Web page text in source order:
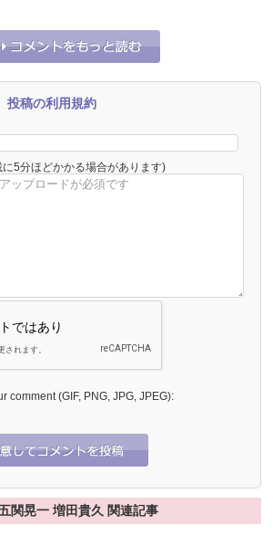
投稿の利用規約
5分ほどかかる場合があります)
comment (GIF, PNG, JPG, JPEG):
関晃一 増田貴久 関連記事